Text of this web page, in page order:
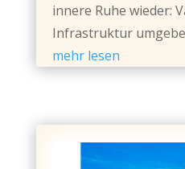
innere Ruhe wieder:
Infrastruktur
mehr lesen